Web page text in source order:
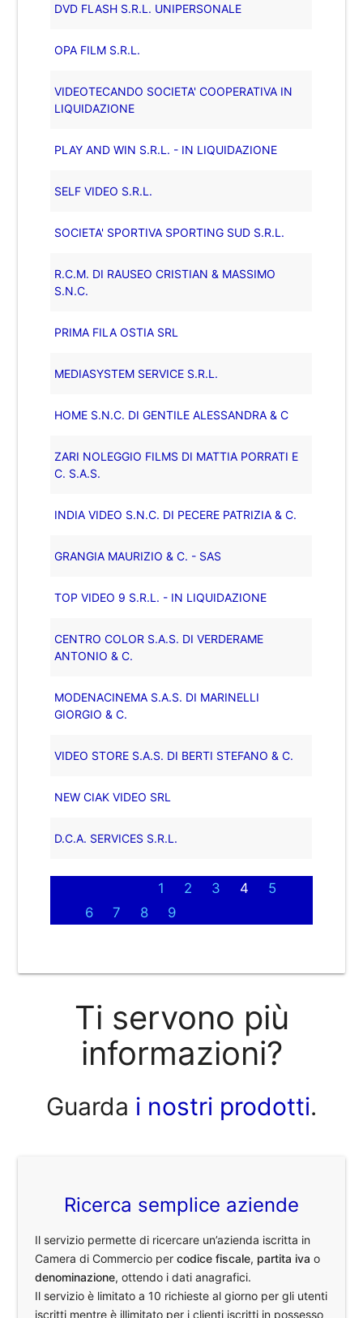
DVD FLASH S.R.L. UNIPERSONALE
OPA FILM S.R.L.
VIDEOTECANDO SOCIETA' COOPERATIVA IN
LIQUIDAZIONE
PLAY AND WIN S.R.L. - IN LIQUIDAZIONE
SELF VIDEO S.R.L.
SOCIETA' SPORTIVA SPORTING SUD S.R.L.
R.C.M. DI RAUSEO CRISTIAN & MASSIMO
S.N.C.
PRIMA FILA OSTIA SRL
MEDIASYSTEM SERVICE S.R.L.
HOME S.N.C. DI GENTILE ALESSANDRA & C
ZARI NOLEGGIO FILMS DI MATTIA PORRATI E
C. S.A.S.
INDIA VIDEO S.N.C. DI PECERE PATRIZIA & C.
GRANGIA MAURIZIO & C. - SAS
TOP VIDEO 9 S.R.L. - IN LIQUIDAZIONE
CENTRO COLOR S.A.S. DI VERDERAME
ANTONIO & C.
MODENACINEMA S.A.S. DI MARINELLI
GIORGIO & C.
VIDEO STORE S.A.S. DI BERTI STEFANO & C.
NEW CIAK VIDEO SRL
D.C.A. SERVICES S.R.L.
1 2 3 4
5
6
7 8 9
Ti servono più
informazioni?
Guarda i nostri prodotti.
Ricerca semplice aziende
Il servizio permette di ricercare un’azienda iscritta in
Camera di Commercio percodice fiscale, partita iva o
denominazione, ottendo i dati anagrafici.
Il servizio è limitato a 10 richieste al giorno per gli utenti
iscritti mentre è illimitato per i clienti iscritti in possesso